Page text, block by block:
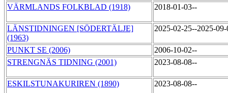
VÄRMLANDS FOLKBLAD (1918) 2018-01-03--
LÄNSTIDNINGEN [SÖDERTÄLJE]
(1963)
2025-02-25--2025-
PUNKT SE (2006)
2006-10-02--
STRENGNÄS TIDNING (2001)
2023-08-08--
ESKILSTUNAKURIREN (1890) 2023-08-08--